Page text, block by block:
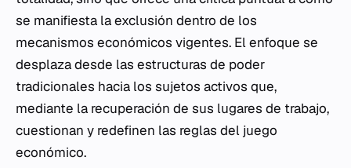
se manifiesta la exclusión dentro de los
mecanismos económicos vigentes. El enfoque se
desplaza desde las estructuras de poder
tradicionales hacia los sujetos activos que,
mediante la recuperación de sus lugares de trabajo,
cuestionan y redefinen las reglas del juego
económico.